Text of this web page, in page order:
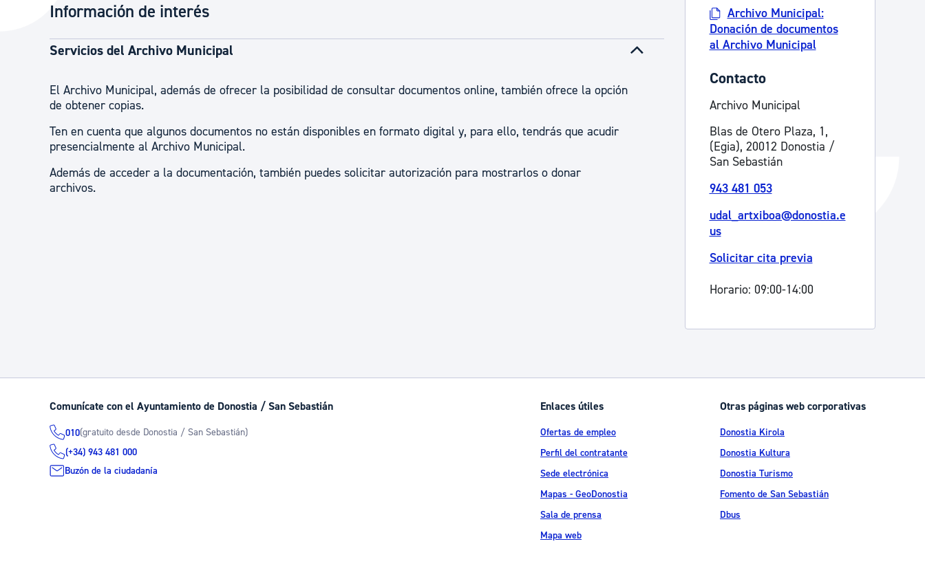
Descubre la ciudad
La ciudad futura
Agenda cultural
Portal de transparencia
Ayuda a la tramitación
Información de interés
Servicios del Archivo Municipal
El Archivo Municipal, además de ofrecer la posibilidad de consultar documentos online, también ofrece la opción
de obtener copias.
Ten en cuenta que algunos documentos no están disponibles en formato digital y, para ello, tendrás que acudir
presencialmente al Archivo Municipal.
Además de acceder a la documentación, también puedes solicitar autorización para mostrarlos o donar
archivos.
Archivo Municipal:
Donación de documentos
al Archivo Municipal
Contacto
Archivo Municipal
Blas de Otero Plaza, 1,
(Egia), 20012 Donostia /
San Sebastián
943 481 053
udal_artxiboa@donostia.e
us
Solicitar cita previa
Horario: 09:00-14:00
Comunícate con el Ayuntamiento de Donostia / San Sebastián
010(gratuito desde Donostia / San Sebastián)
(+34) 943 481 000
Buzón de la ciudadanía
Enlaces útiles
Ofertas de empleo
Perfil del contratante
Sede electrónica
Mapas - GeoDonostia
Sala de prensa
Mapa web
Otras páginas web corporativas
Donostia Kirola
Donostia Kultura
Donostia Turismo
Fomento de San Sebastián
Dbus